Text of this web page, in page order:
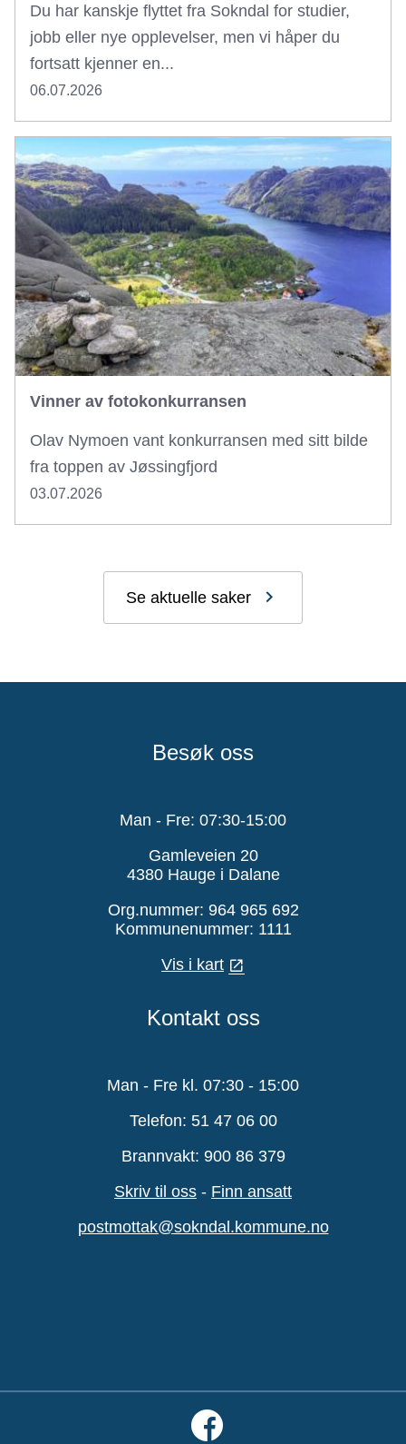
06.07.2026
Du har kanskje flyttet fra Sokndal for studier,
jobb eller nye opplevelser, men vi håper du
fortsatt kjenner en...
03.07.2026
Vinner av fotokonkurransen
Olav Nymoen vant konkurransen med sitt bilde
fra toppen av Jøssingfjord
Se aktuelle saker
Besøk oss
Man - Fre: 07:30-15:00
Gamleveien 20
4380 Hauge i Dalane
Org.nummer: 964 965 692
Kommunenummer: 1111
Vis i kart
Kontakt oss
Man - Fre kl. 07:30 - 15:00
Telefon: 51 47 06 00
Brannvakt: 900 86 379
Skriv til oss - Finn ansatt
postmottak@sokndal.kommune.no